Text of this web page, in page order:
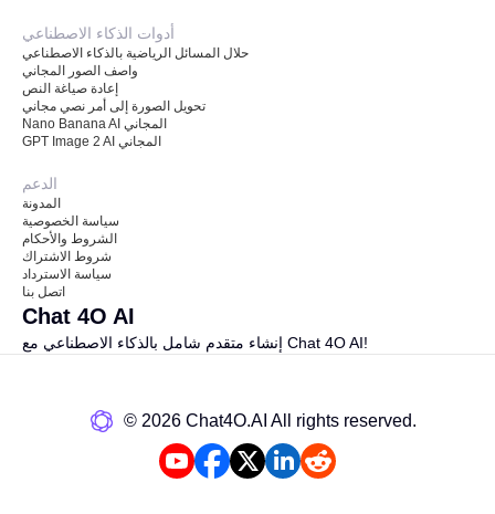
أدوات الذكاء الاصطناعي
حلال المسائل الرياضية بالذكاء الاصطناعي
واصف الصور المجاني
إعادة صياغة النص
تحويل الصورة إلى أمر نصي مجاني
Nano Banana AI المجاني
GPT Image 2 AI المجاني
الدعم
المدونة
سياسة الخصوصية
الشروط والأحكام
شروط الاشتراك
سياسة الاسترداد
اتصل بنا
Chat 4O AI
إنشاء متقدم شامل بالذكاء الاصطناعي مع Chat 4O AI!
©️ 2026 Chat4O.AI All rights reserved.